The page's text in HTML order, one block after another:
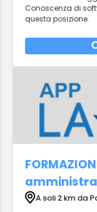
Conoscenza di
questa posizione.
A soli 2 km da